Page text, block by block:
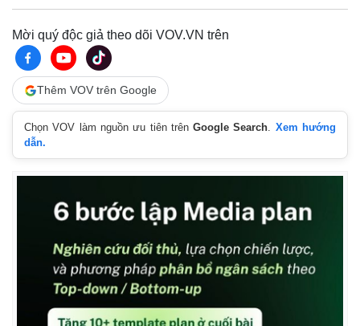
Mời quý độc giả theo dõi VOV.VN trên
Thêm VOV trên Google
Chọn VOV làm nguồn ưu tiên trênGoogle Search. Xem hướng
dẫn.